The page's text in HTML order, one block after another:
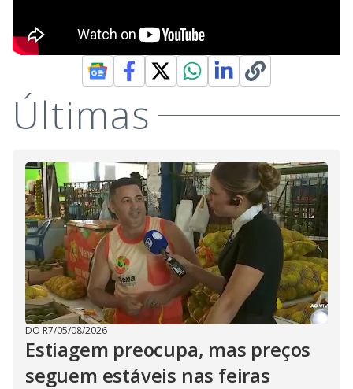
Últimas
DO R7/05/08/2026
Estiagem preocupa, mas preços
seguem estáveis nas feiras